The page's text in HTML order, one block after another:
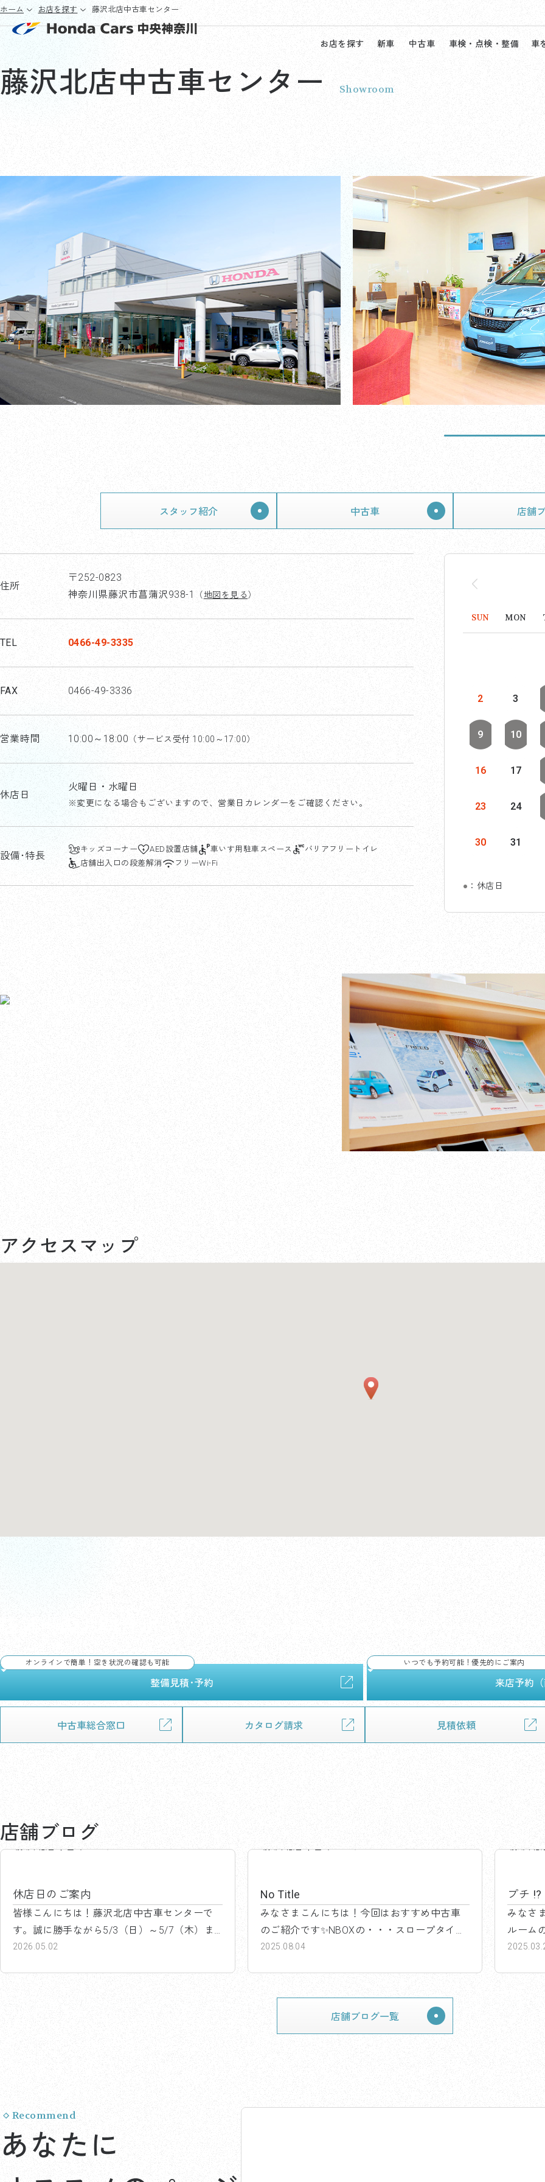
お店を探す 新車 中古車 車検・点検・整備 車
ホーム お店を探す 藤沢北店中古車センター
藤沢北店中古車センター Showroom
スタッフ紹介 中古車 店舗
住所
〒252-0823
神奈川県藤沢市菖蒲沢938-1
（地図を見る ）
TEL 0466-49-3335
FAX 0466-49-3336
営業時間 10:00～18:00 （サービス受付 10:00～17:00）
休店日
火曜日・水曜日
※変更になる場合もございますので、営業日カレンダーをご確認ください。
設備･特長
キッズコーナー AED設置店舗 車いす用駐車スペース
バリアフリートイレ
店舗出入口の段差解消
フリーWi-Fi
SUN MON
2 3
9 10
16 17
23 24
30 31
● ：休店日
アクセスマップ
オンラインで簡単！空き状況の確認も可能
整備見積･予約
いつでも予約可能！優先的にご案内
来店予約
中古車総合窓口 カタログ請求 見積依頼
店舗ブログ
藤沢北店中古車センター
休店日のご案内
皆様こんにちは！藤沢北店中古車センターで
す。誠に勝手ながら5/3（日）～5/7（木）ま
でお休みをいた...
2026.05.02
藤沢北店中古車センター
No Title
みなさまこんにちは！今回はおすすめ中古車
のご紹介です✨NBOXの・・・スロープタイプ
で...
2025.08.04
藤沢北
プチ
みなさ
ルーム
した
店舗ブログ一覧
Recommend
あなたに